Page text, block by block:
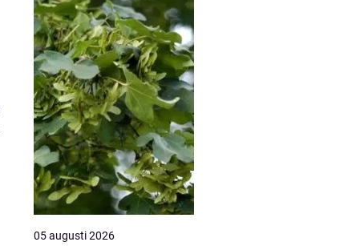
05 augusti 2026